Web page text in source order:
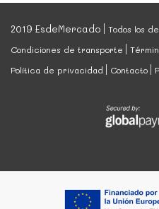
2019 EsdeMercado
Todos los
Condiciones de transporte
Política de privacidad
Contacto